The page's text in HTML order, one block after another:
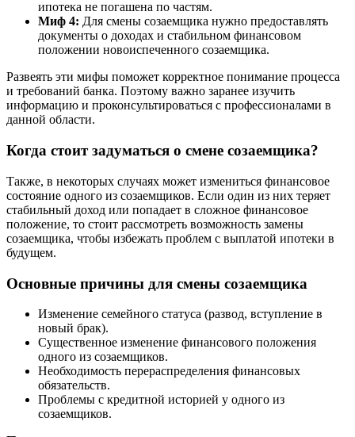
ипотека не погашена по частям.
Миф 4: Для смены созаемщика нужно предоставлять
документы о доходах и стабильном финансовом
положении новоиспеченного созаемщика.
Развеять эти мифы поможет корректное понимание процесса
и требований банка. Поэтому важно заранее изучить
информацию и проконсультироваться с профессионалами в
данной области.
Когда стоит задуматься о смене созаемщика?
Также, в некоторых случаях может измениться финансовое
состояние одного из созаемщиков. Если один из них теряет
стабильный доход или попадает в сложное финансовое
положение, то стоит рассмотреть возможность замены
созаемщика, чтобы избежать проблем с выплатой ипотеки в
будущем.
Основные причины для смены созаемщика
Изменение семейного статуса (развод, вступление в
новый брак).
Существенное изменение финансового положения
одного из созаемщиков.
Необходимость перераспределения финансовых
обязательств.
Проблемы с кредитной историей у одного из
созаемщиков.